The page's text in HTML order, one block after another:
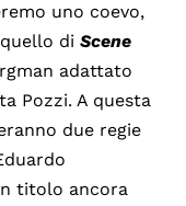
uno coevo,
di Scene
adattato
Pozzi. A questa
due regie
titolo ancora